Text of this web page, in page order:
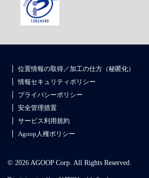
位置情報の取得／加工の仕方（秘匿化）
情報セキュリティポリシー
プライバシーポリシー
安全管理措置
サービス利用規約
Agoop人権ポリシー
© 2026 AGOOP Corp. All Rights Reserved.